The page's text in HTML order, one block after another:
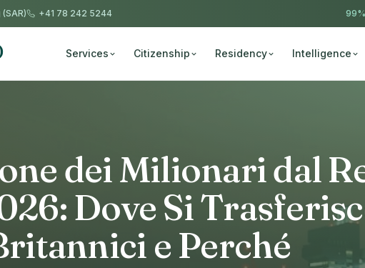
+41 78 242 5244
Services Citizenship Residency Intelligence
dei Milionari dal
Dove Si
e Perché